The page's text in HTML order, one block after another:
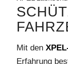
Mit den
Erfahrung